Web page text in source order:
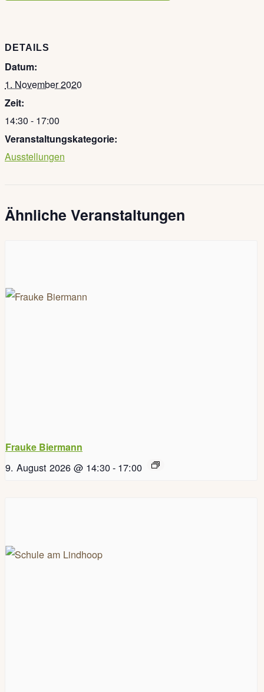
DETAILS
Datum:
1. November 2020
Zeit:
14:30 - 17:00
Veranstaltungskategorie:
Ausstellungen
Ähnliche Veranstaltungen
Frauke Biermann
9. August 2026 @ 14:30- 17:00